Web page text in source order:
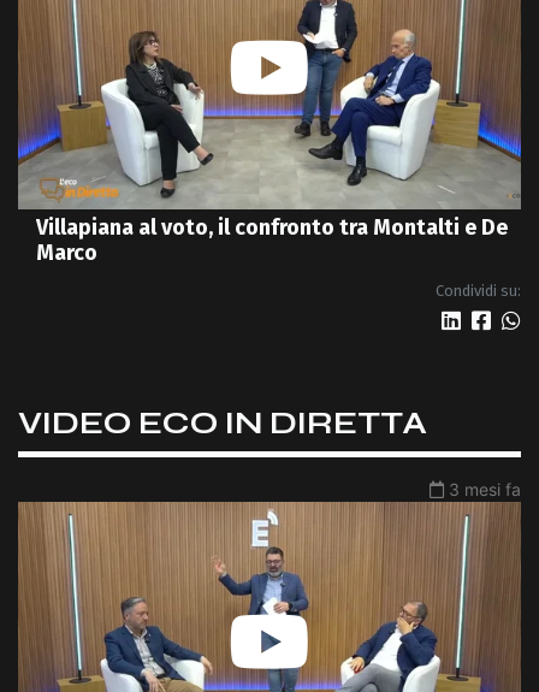
Villapiana al voto, il confronto tra Montalti e De
Marco
Condividi su:
VIDEO ECO IN DIRETTA
3 mesi fa